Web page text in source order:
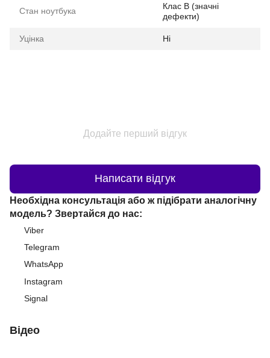
Стан ноутбука
Клас B (значні
дефекти)
Уцінка Ні
Додайте перший відгук
Написати відгук
Необхідна консультація або ж підібрати аналогічну
модель? Звертайся до нас:
Viber
Telegram
WhatsApp
Instagram
Signal
Відео